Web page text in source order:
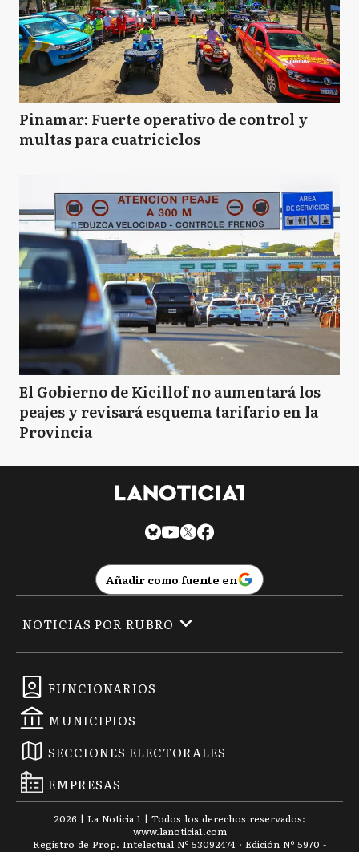
Pinamar: Fuerte operativo de control y
multas para cuatriciclos
El Gobierno de Kicillof no aumentará los
peajes y revisará esquema tarifario en la
Provincia
Añadir como fuente en
FUNCIONARIOS
MUNICIPIOS
SECCIONES ELECTORALES
EMPRESAS
NOTICIAS POR RUBRO
2026 | La Noticia 1 | Todos los derechos reservados:
www.lanoticia1.com
Registro de Prop. Intelectual Nº 53092474 · Edición Nº 5970 -